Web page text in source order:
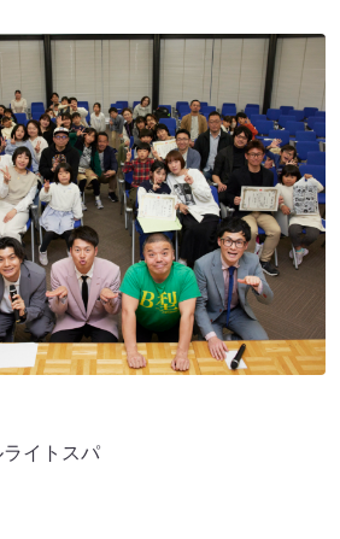
ライトスパ